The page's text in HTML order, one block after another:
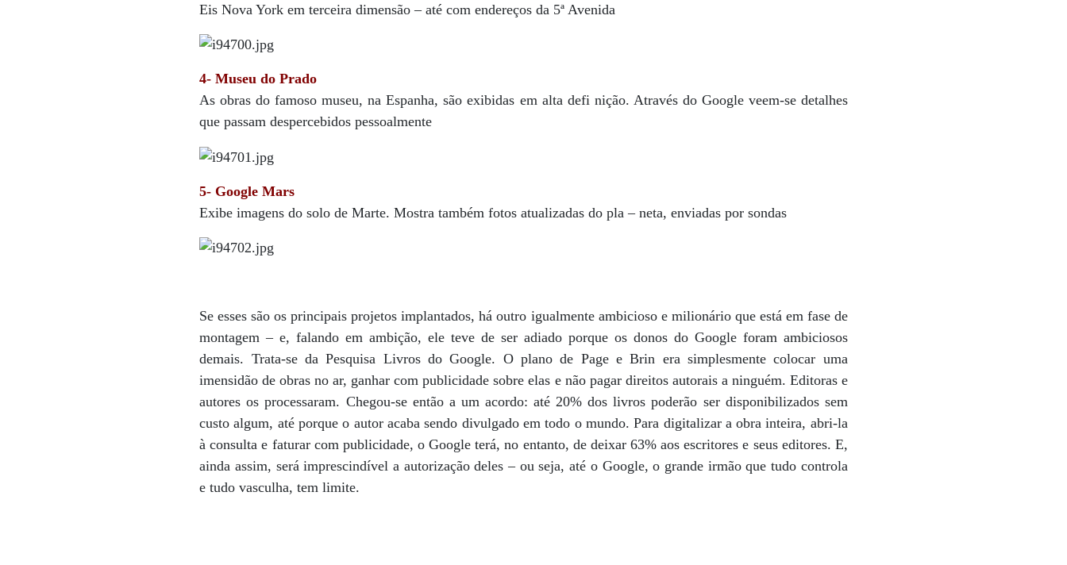
Eis Nova York em terceira dimensão – até com endereços da 5ª Avenida
4- Museu do Prado
As obras do famoso museu, na Espanha, são exibidas em alta defi nição. Através do Google veem-se detalhes
que passam despercebidos pessoalmente
5- Google Mars
Exibe imagens do solo de Marte. Mostra também fotos atualizadas do pla – neta, enviadas por sondas
Se esses são os principais projetos implantados, há outro igualmente ambicioso e milionário que está em fase de
montagem – e, falando em ambição, ele teve de ser adiado porque os donos do Google foram ambiciosos
demais. Trata-se da Pesquisa Livros do Google. O plano de Page e Brin era simplesmente colocar uma
imensidão de obras no ar, ganhar com publicidade sobre elas e não pagar direitos autorais a ninguém. Editoras e
autores os processaram. Chegou-se então a um acordo: até 20% dos livros poderão ser disponibilizados sem
custo algum, até porque o autor acaba sendo divulgado em todo o mundo. Para digitalizar a obra inteira, abri-la
à consulta e faturar com publicidade, o Google terá, no entanto, de deixar 63% aos escritores e seus editores. E,
ainda assim, será imprescindível a autorização deles – ou seja, até o Google, o grande irmão que tudo controla
e tudo vasculha, tem limite.